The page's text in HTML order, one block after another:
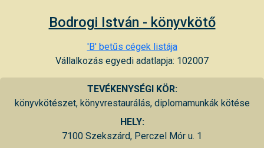
Bodrogi István - könyvkötő
'B' betűs cégek listája
Vállalkozás egyedi adatlapja: 102007
TEVÉKENYSÉGI KÖR:
könyvkötészet, könyvrestaurálás, diplomamunkák kötése
HELY:
7100 Szekszárd, Perczel Mór u. 1